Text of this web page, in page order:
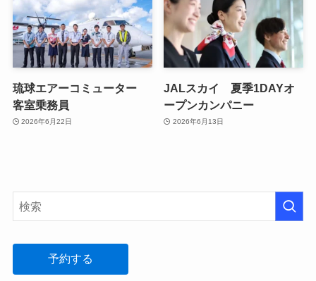
琉球エアーコミューター
客室乗務員
2026年6月22日
JALスカイ 夏季1DAYオ
ープンカンパニー
2026年6月13日
予約する